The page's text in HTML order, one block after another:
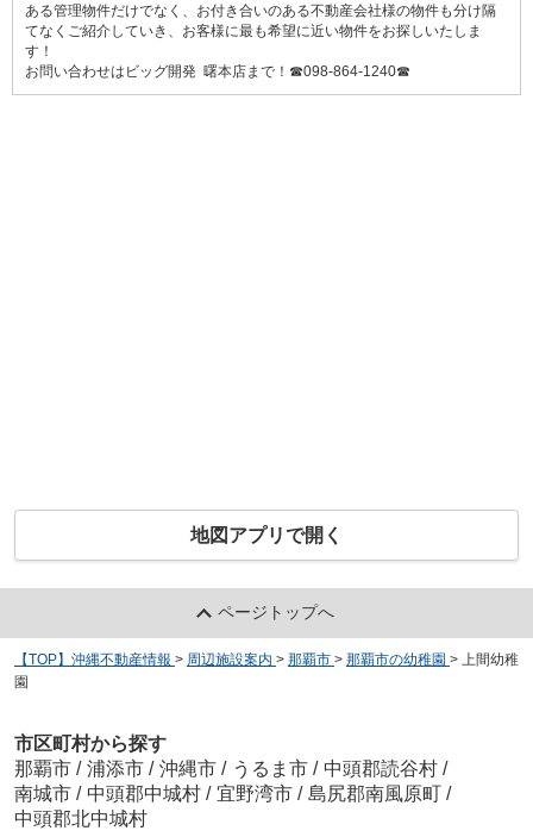
ある管理物件だけでなく、お付き合いのある不動産会社様の物件も分け隔
てなくご紹介していき、お客様に最も希望に近い物件をお探しいたしま
す！
お問い合わせはビッグ開発 曙本店まで！☎098-864-1240☎
地図アプリで開く
ページトップへ
【TOP】沖縄不動産情報 > 周辺施設案内 > 那覇市 > 那覇市の幼稚園 > 上間幼稚
園
市区町村から探す
那覇市 / 浦添市 / 沖縄市 / うるま市 / 中頭郡読谷村 /
南城市 / 中頭郡中城村 / 宜野湾市 / 島尻郡南風原町 /
中頭郡北中城村